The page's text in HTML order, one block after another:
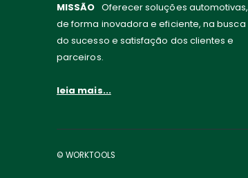
MISSÃO Oferecer soluções automotivas,
de forma inovadora e eficiente, na busca
do sucesso e satisfação dos clientes e
parceiros.
leia mais...
© WORKTOOLS